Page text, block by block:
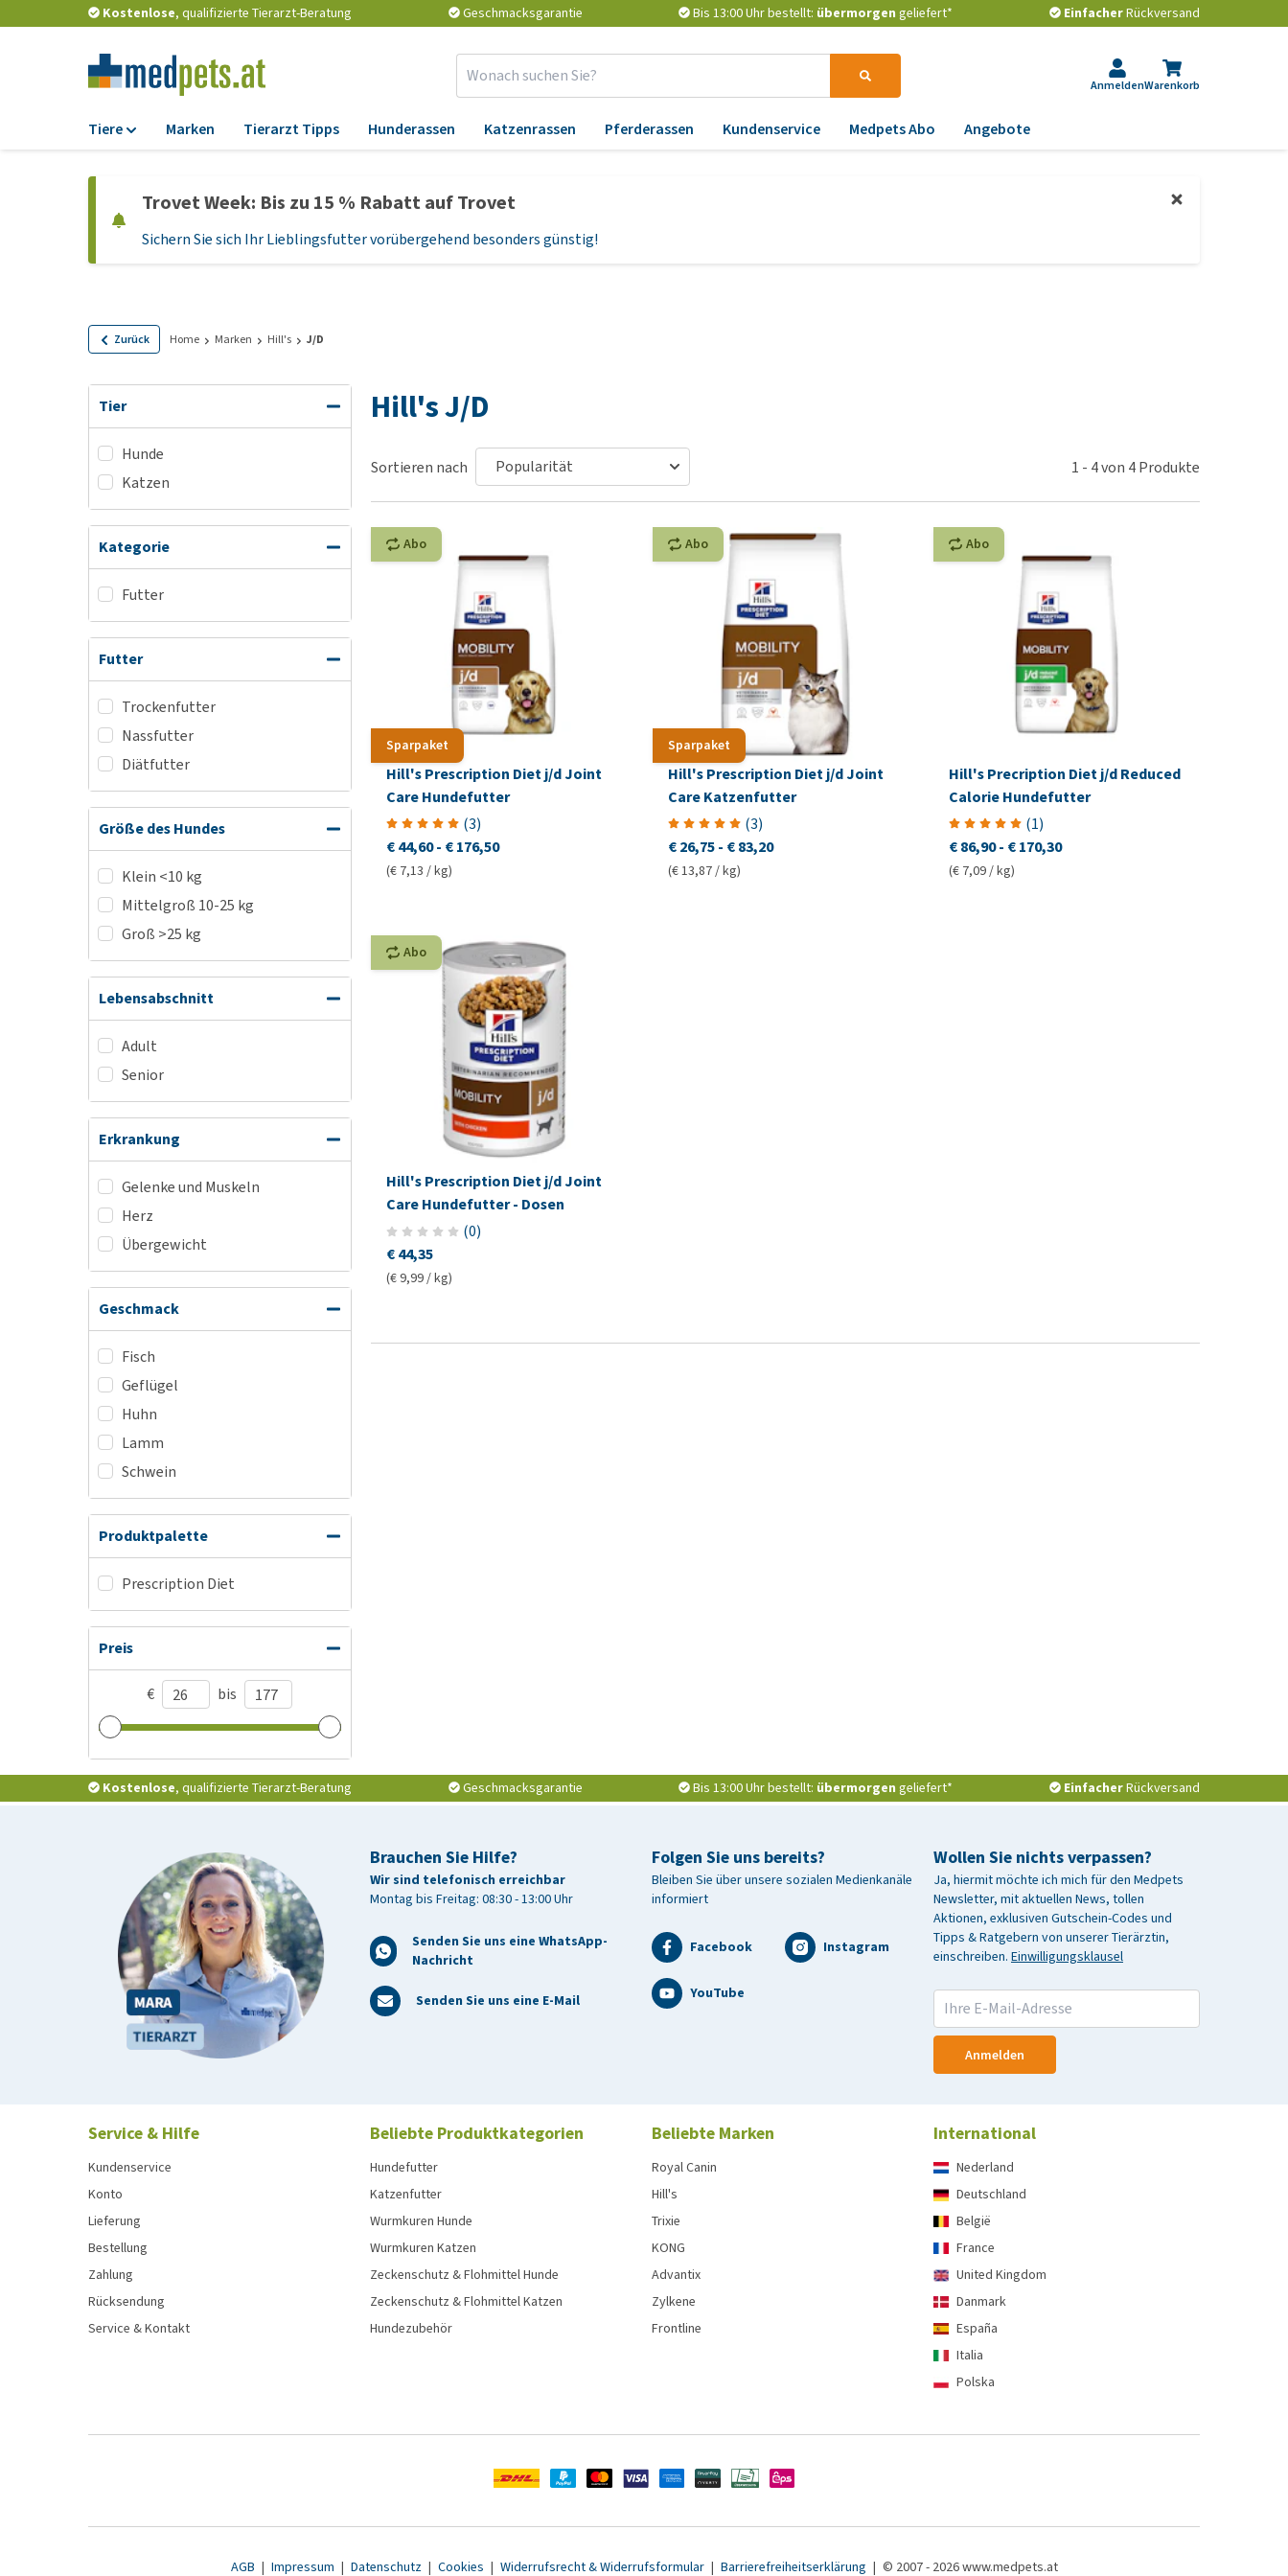
Kostenlose, qualifizierte Tierarzt-Beratung Geschmacksgarantie Bis 13:00 Uhr bestellt: übermorgen geliefert* EinfacherRückversand
AnmeldenWarenkorb
Tiere
Trockenfutter
Nassfutter
Leckerlis
Hundefutter
Abkühlung
Pflege
Training
Medizinisches Zubehör
Alles ansehen
Haut-/Fellprobleme und
Nierenproblemen
Marken Tierarzt Tipps Hunderassen Katzenrassen Pferderassen Kundenservice Medpets Abo Angebote
Trovet Week: Bis zu 15 % Rabatt auf Trovet
Sichern Sie sich Ihr Lieblingsfutter vorübergehend besonders günstig!
Zurück Home Marken Hill's J/D
Tier
Hunde
Katzen
Kategorie
Futter
Futter
Trockenfutter
Nassfutter
Diätfutter
Größe des Hundes
Klein <10 kg
Mittelgroß 10-25 kg
Groß >25 kg
Lebensabschnitt
Adult
Senior
Erkrankung
Gelenke und Muskeln
Herz
Übergewicht
Geschmack
Fisch
Geflügel
Huhn
Lamm
Schwein
Produktpalette
Prescription Diet
Preis
€ bis
Hill's J/D
Sortieren nach 1 - 4von 4Produkte
Sparpaket
Abo
Hill's Prescription Diet j/d Joint
Care Hundefutter
(3)
€ 44,60- € 176,50
(€ 7,13 / kg)
Sparpaket
Abo
Hill's Prescription Diet j/d Joint
Care Katzenfutter
(3)
€ 26,75 - € 83,20
(€ 13,87 / kg)
Abo
Hill's Precription Diet j/d Reduced
Calorie Hundefutter
(1)
€ 86,90- € 170,30
(€ 7,09 / kg)
Abo
Hill's Prescription Diet j/d Joint
Care Hundefutter - Dosen
(0)
€ 44,35
(€ 9,99 / kg)
Kostenlose, qualifizierte Tierarzt-Beratung Geschmacksgarantie Bis 13:00 Uhr bestellt: übermorgen geliefert* EinfacherRückversand
Brauchen Sie Hilfe?
Wir sind telefonisch erreichbar
Montag bis Freitag: 08:30 - 13:00 Uhr
Senden Sie uns eine WhatsApp-
Nachricht
Senden Sie uns eine E-Mail
Wollen Sie nichts verpassen?
Ja, hiermit möchte ich mich für den Medpets
Newsletter, mit aktuellen News, tollen
Aktionen, exklusiven Gutschein-Codes und
Tipps & Ratgebern von unserer Tierärztin,
einschreiben. Einwilligungsklausel
Anmelden
Folgen Sie uns bereits?
Bleiben Sie über unsere sozialen Medienkanäle
informiert
Facebook Instagram
YouTube
Service & Hilfe
Kundenservice
Konto
Lieferung
Bestellung
Zahlung
Rücksendung
Service & Kontakt
Beliebte Produktkategorien
Hundefutter
Katzenfutter
Wurmkuren Hunde
Wurmkuren Katzen
Zeckenschutz & Flohmittel Hunde
Zeckenschutz & Flohmittel Katzen
Hundezubehör
Beliebte Marken
Royal Canin
Hill's
Trixie
KONG
Advantix
Zylkene
Frontline
International
Nederland
Deutschland
België
France
United Kingdom
Danmark
España
Italia
Polska
AGB | Impressum | Datenschutz | Cookies | Widerrufsrecht & Widerrufsformular | Barrierefreiheitserklärung | © 2007 - 2026 www.medpets.at